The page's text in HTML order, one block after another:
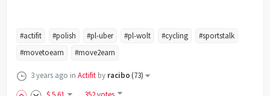
#actifit #polish #pl-uber #pl-wolt #cycling
#sportstalk
#movetoearn
#move2earn
3 years ago in Actifit by racibo(73)